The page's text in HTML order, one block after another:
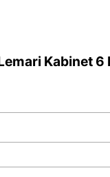
k
Kabinet 6